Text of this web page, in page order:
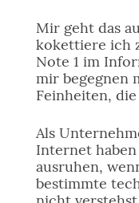
Mir geht das
kokettiere ich
Note 1 im
mir begegnen
Feinheiten,
Als
Internet
ausruhen,
bestimmte